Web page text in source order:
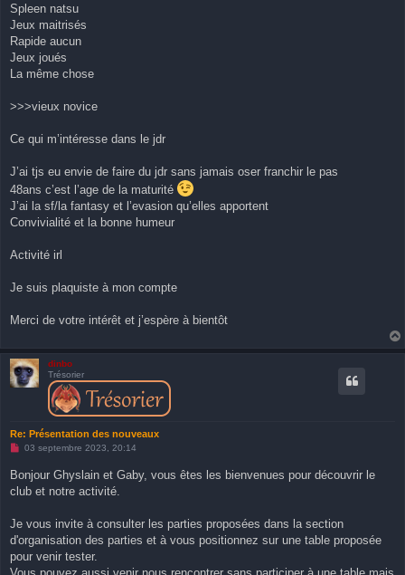
o
n
l
Spleen natsu
Jeux maitrisés
Rapide aucun
Jeux joués
La même chose
>>>vieux novice
Ce qui m’intéresse dans le jdr
J’ai tjs eu envie de faire du jdr sans jamais oser franchir le pas
48ans c’est l’age de la maturité
J’ai la sf/la fantasy et l’evasion qu’elles apportent
Convivialité et la bonne humeur
Activité irl
Je suis plaquiste à mon compte
Merci de votre intérêt et j’espère à bientôt
dinbo
Trésorier
Re: Présentation des nouveaux
M
s
a
n
n
l
03 septembre 2023, 20:14
Bonjour Ghyslain et Gaby, vous êtes les bienvenues pour découvrir le
club et notre activité.
Je vous invite à consulter les parties proposées dans la section
d'organisation des parties et à vous positionnez sur une table proposée
pour venir tester.